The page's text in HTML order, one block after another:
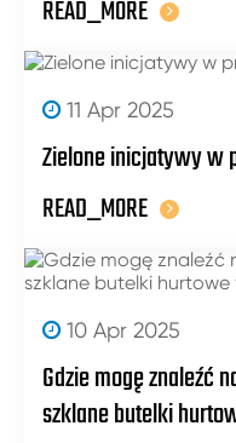
READ_MORE
11 Apr 2025
Zielone inicjatywy w
READ_MORE
10 Apr 2025
Gdzie mogę znaleźć
szklane butelki